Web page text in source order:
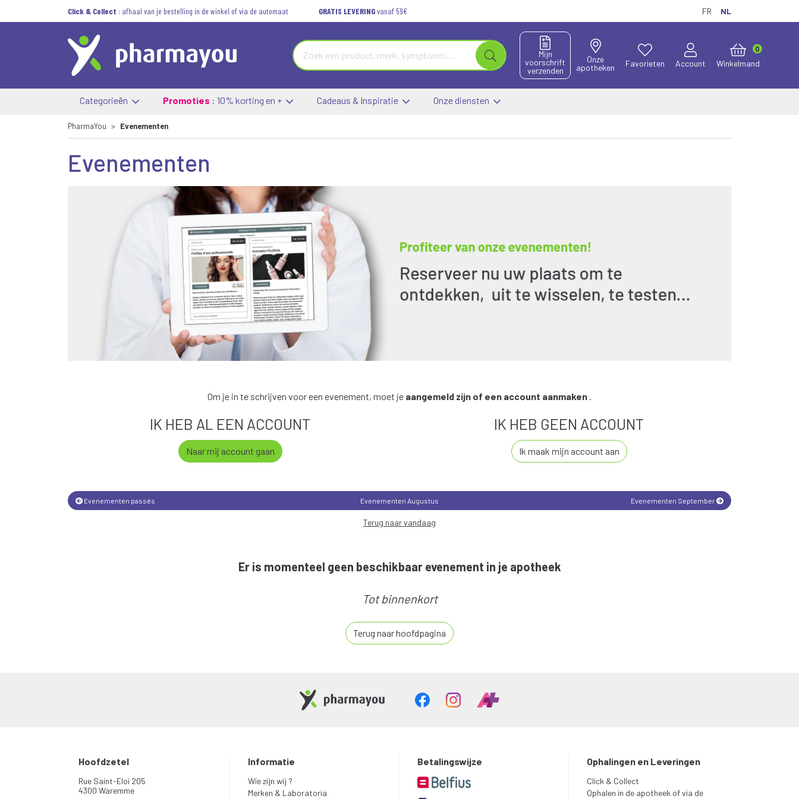
Click & Collect : afhaal van je bestelling in de winkel of via de automaat GRATIS LEVERINGvanaf 59€ FR NL
Onze
apotheken
Mijn
voorschrift
verzenden
Favorieten Account Winkelmand
0
Categorieën Promoties : 10% korting en + Cadeaus & Inspiratie Onze diensten
PharmaYou Evenementen
Evenementen
Om je in te schrijven voor een evenement, moet je aangemeld zijn of een account aanmaken
IK HEB AL EEN ACCOUNT
Naar mij account gaan
IK HEB GEEN ACCOUNT
Ik maak mijn account aan
Evenementen passés Evenementen Augustus Evenementen September
Terug naar vandaag
Er is momenteel geen beschikbaar evenement in je apotheek
Tot binnenkort
Terug naar hoofdpagina
Hoofdzetel
Rue Saint-Eloi 205
4300 Waremme
Informatie
Wie zijn wij ?
Merken & Laboratoria
Betalingswijze Ophalingen en Leveringen
Click & Collect
Ophalen in de apotheek of via de